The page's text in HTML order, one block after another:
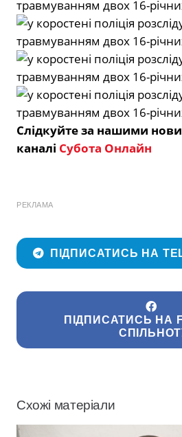
Слідкуйте за нашими
каналі Субота Онлайн
РЕКЛАМА
ПІДПИСАТИСЬ НА
ПІДПИСАТИСЬ НА
Схожі матеріали